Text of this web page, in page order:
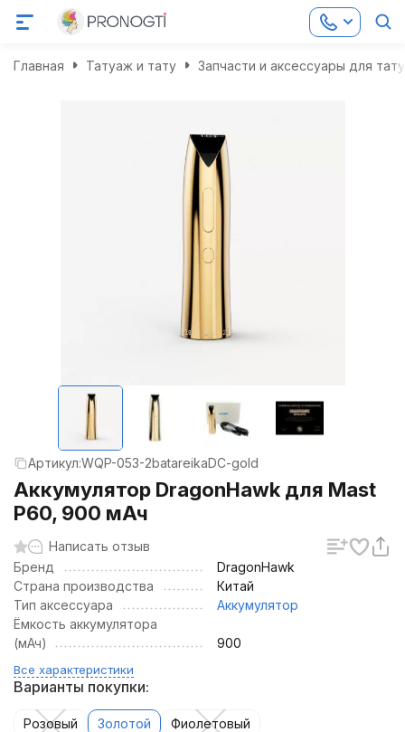
Главная Татуаж и тату Запчасти и аксессуары для
Артикул:WQP-053-2batareikaDC-gold
Аккумулятор DragonHawk для Mast
P60, 900 мАч
Написать отзыв
Бренд
DragonHawk
Страна производства
Китай
Тип аксессуара
Аккумулятор
Ёмкость аккумулятора
(мАч)
900
Все характеристики
Варианты покупки:
Розовый Золотой Фиолетовый